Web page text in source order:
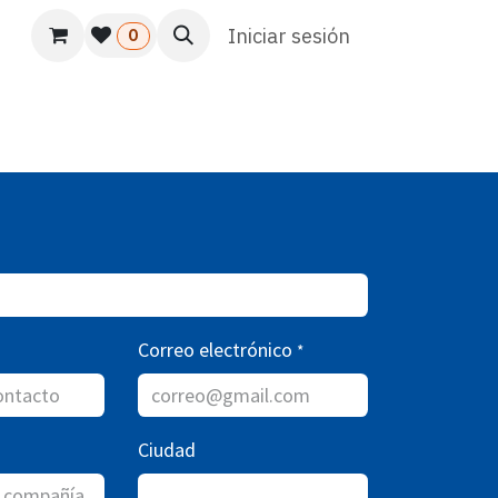
Usuario Atención al cliente HR
0 Iniciar sesión
Correo electrónico *
Ciudad